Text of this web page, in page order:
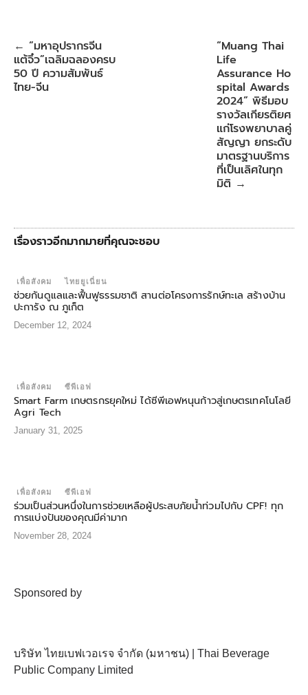
o
o
k
e
r
A
p
p
r
e
s
← “มหาอุปรากรจีน
แต้จิ๋ว”เฉลิมฉลองครบ
50 ปี ความสัมพันธ์
ไทย-จีน
“Muang Thai
Life
Assurance Ho
spital Awards
2024” พิธีมอบ
รางวัลเกียรติยศ
แก่โรงพยาบาลคู่
สัญญา ยกระดับ
มาตรฐานบริการ
ที่เป็นเลิศในทุก
มิติ →
เรื่องราวอีกมากมายที่คุณจะชอบ
เพื่อสังคม ไทยยูเนี่ยน
ช่วยกันดูแลและฟื้นฟูธรรมชาติ สานต่อโครงการรักษ์ทะเล สร้างบ้าน
ปะการัง ณ ภูเก็ต
December 12, 2024
เพื่อสังคม ซีพีเอฟ
Smart Farm เกษตรกรยุคใหม่ ได้ซีพีเอฟหนุนก้าวสู่เกษตรเทคโนโลยี
Agri Tech
January 31, 2025
เพื่อสังคม ซีพีเอฟ
ร่วมเป็นส่วนหนึ่งในการช่วยเหลือผู้ประสบภัยน้ำท่วมไปกับ CPF! ทุก
การแบ่งปันของคุณมีค่ามาก
November 28, 2024
Sponsored by
บริษัท ไทยเบฟเวอเรจ จำกัด (มหาชน) | Thai Beverage
Public Company Limited